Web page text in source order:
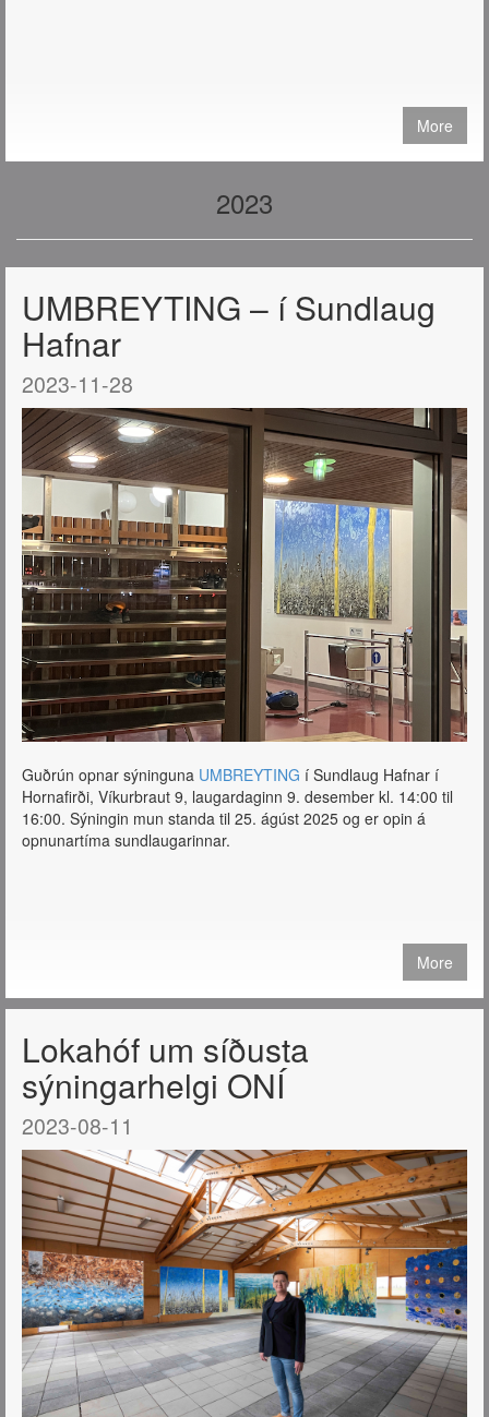
More
2023
UMBREYTING – í Sundlaug
Hafnar
2023-11-28
Guðrún opnar sýninguna UMBREYTING í Sundlaug Hafnar í
Hornafirði, Víkurbraut 9, laugardaginn 9. desember kl. 14:00 til
16:00. Sýningin mun standa til 25. ágúst 2025 og er opin á
opnunartíma sundlaugarinnar.
More
Lokahóf um síðusta
sýningarhelgi ONÍ
2023-08-11